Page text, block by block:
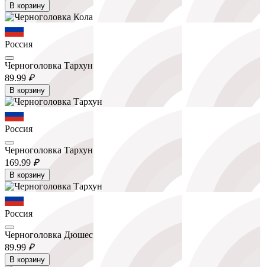
В корзину
Россия
Черноголовка Тархун
89.99 ₽
В корзину
Россия
Черноголовка Тархун
169.99 ₽
В корзину
Россия
Черноголовка Дюшес
89.99 ₽
В корзину